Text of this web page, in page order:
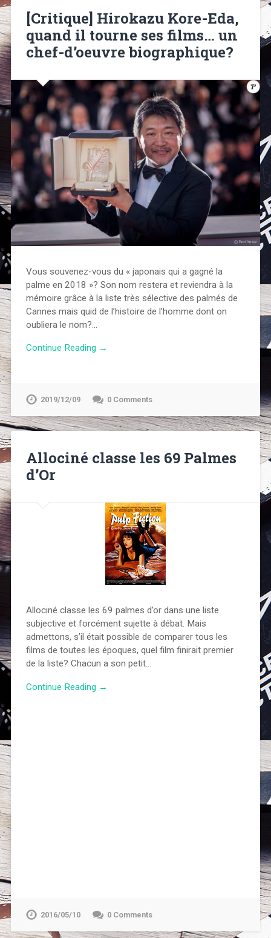
[Critique] Hirokazu Kore-Eda,
quand il tourne ses films… un
chef-d’oeuvre biographique?
Vous souvenez-vous du « japonais qui a gagné la
palme en 2018 »? Son nom restera et reviendra à la
mémoire grâce à la liste très sélective des palmés de
Cannes mais quid de l’histoire de l’homme dont on
oubliera le nom?…
Continue Reading →
2019/12/09 0 Comments
Allociné classe les 69 Palmes
d’Or
Allociné classe les 69 palmes d’or dans une liste
subjective et forcément sujette à débat. Mais
admettons, s’il était possible de comparer tous les
films de toutes les époques, quel film finirait premier
de la liste? Chacun a son petit…
Continue Reading →
2016/05/10 0 Comments